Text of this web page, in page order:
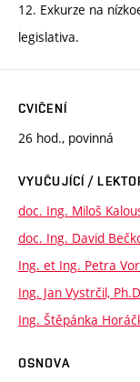
12. Exkurze na
legislativa.
CVIČENÍ
26 hod., povinná
VYUČUJÍCÍ /
doc. Ing. Miloš
doc. Ing. David
Ing. et Ing. Petra
Ing. Jan Vystrčil,
Ing. Štěpánka
OSNOVA